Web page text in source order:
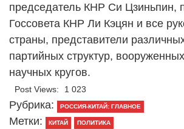
председатель КНР Си Цзиньпин,
Госсовета КНР Ли Кэцян и все
страны, представители
партийных структур,
научных кругов.
Post Views: 1 023
Рубрика: РОССИЯ-КИТАЙ: ГЛАВНОЕ
Метки: КИТАЙ ПОЛИТИКА